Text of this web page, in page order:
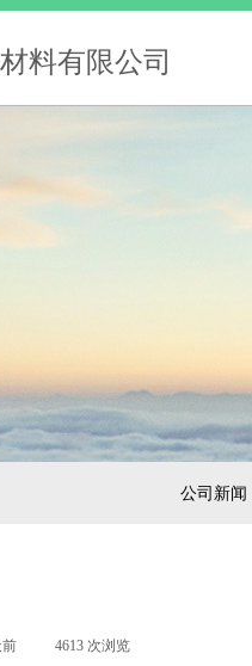
料有限公司
公司新闻
前 4613 次浏览